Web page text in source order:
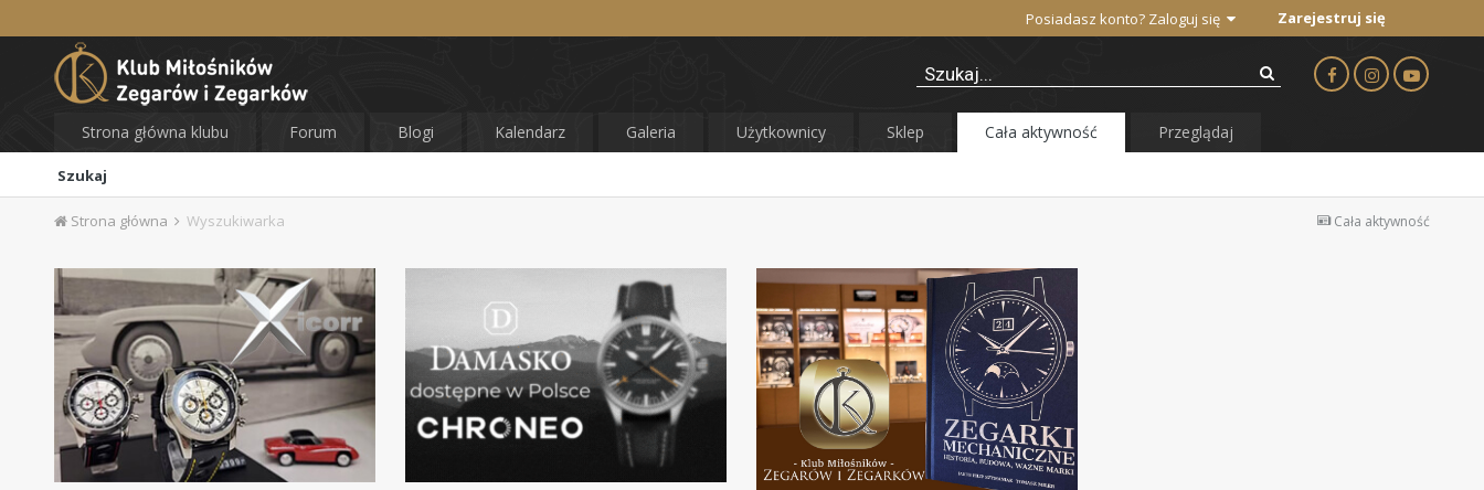
Posiadasz konto? Zaloguj się Zarejestruj się
Strona główna klubu Forum Blogi Kalendarz Galeria Użytkownicy Sklep Cała aktywność
Szukaj
Przeglądaj
Cała aktywność
Strona główna Wyszukiwarka